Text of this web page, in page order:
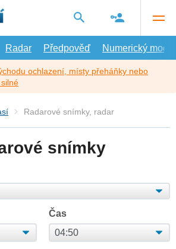
Radar Předpověď Numerický model
ochlazení, místy přeháňky nebo
Radarové snímky, radar
snímky
Čas